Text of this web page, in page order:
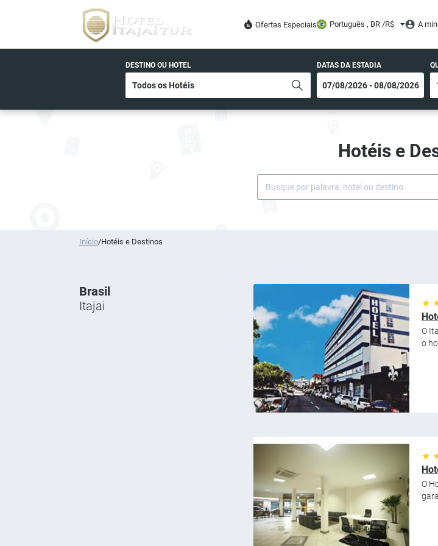
Ofertas Especiais Português , BR /R$ A
DESTINO OU HOTEL DATAS DA ESTADIA
Hotéis e
Início/Hotéis e Destinos
Brasil
Itajai
★
O
o
★
O